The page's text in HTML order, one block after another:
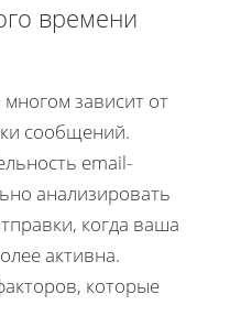
времени
зависит от
сообщений.
email-
анализировать
когда ваша
активна.
которые